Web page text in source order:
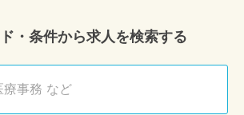
・条件から求人を検索する